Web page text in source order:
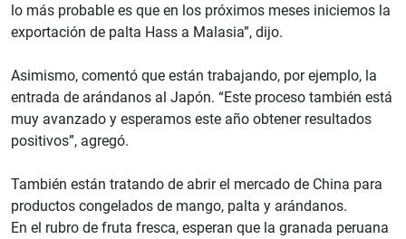
lo más probable es que en los próximos meses iniciemos la
exportación de palta Hass a Malasia”, dijo.
Asimismo, comentó que están trabajando, por ejemplo, la
entrada de arándanos al Japón. “Este proceso también está
muy avanzado y esperamos este año obtener resultados
positivos”, agregó.
También están tratando de abrir el mercado de China para
productos congelados de mango, palta y arándanos.
En el rubro de fruta fresca, esperan que la granada peruana